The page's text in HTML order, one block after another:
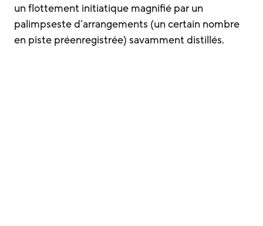
un flottement initiatique magnifié par un
palimpseste d’arrangements (un certain nombre
en piste préenregistrée) savamment distillés.